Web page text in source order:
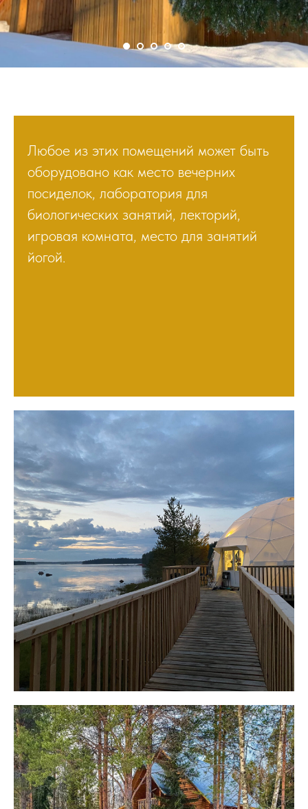
Любое из этих помещений может быть
оборудовано как место вечерних
посиделок, лаборатория для
биологических занятий, лекторий,
игровая комната, место для занятий
йогой.